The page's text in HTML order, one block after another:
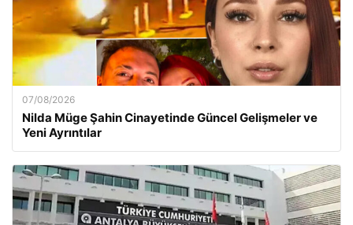
07/08/2026
Nilda Müge Şahin Cinayetinde Güncel Gelişmeler ve
Yeni Ayrıntılar